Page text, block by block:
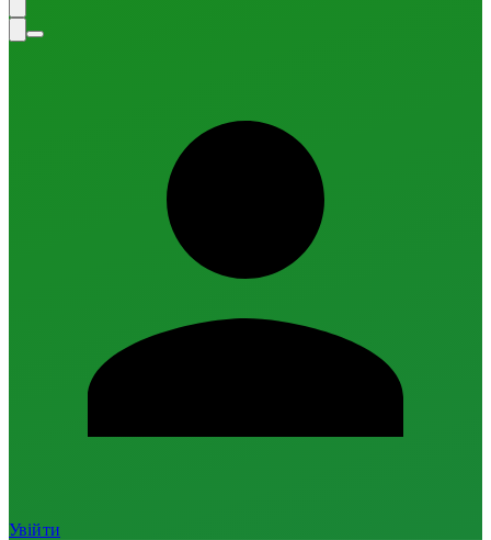
Увійти